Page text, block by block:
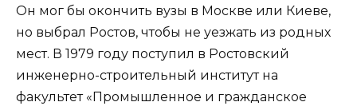
Он мог бы окончить вузы в Москве или Киеве,
но выбрал Ростов, чтобы не уезжать из родных
мест. В 1979 году поступил в Ростовский
инженерно-строительный институт на
факультет «Промышленное и гражданское